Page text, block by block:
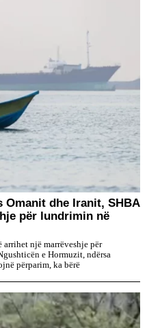
Omanit dhe Iranit, SHBA
për lundrimin në
arrihet një marrëveshje për
e Hormuzit, ndërsa
përparim, ka bërë